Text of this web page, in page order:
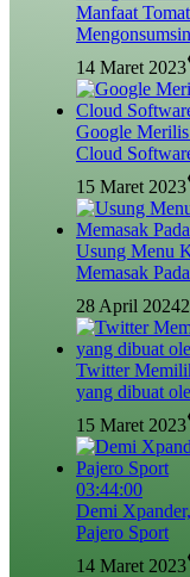
Manfaat
14 Maret 2023
Google
Cloud
15 Maret 2023
Usung Menu
Memasak
28 April 2024
Twitter
yang dibuat
15 Maret 2023
03:44:00
Demi
Pajero Sport
14 Maret 2023